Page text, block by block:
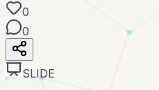
0
0
SLIDE